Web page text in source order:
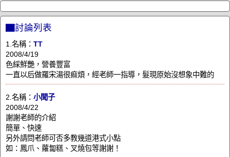
▇討論列表
1.名稱： TT
2008/4/19
色綵鮮艷，營養豐富
一直以后做羅宋湯很痲煩，經老師一指導，髮現原始沒想象中難的
2.名稱： 小聞子
2008/4/22
謝謝老師的介紹
簡單、快速
另外請問老師可否多教幾道港式小點
如：鳳爪、蘿匐糕、叉燒包等謝謝！